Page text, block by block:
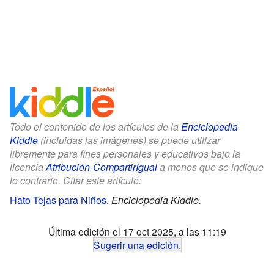
Todo el contenido de los artículos de la Enciclopedia
Kiddle (incluidas las imágenes) se puede utilizar
libremente para fines personales y educativos bajo la
licenciaAtribución-CompartirIguala menos que se indique
lo contrario. Citar este artículo:
Hato Tejas para Niños. Enciclopedia Kiddle.
Última edición el 17 oct 2025, a las 11:19
Sugerir una edición.